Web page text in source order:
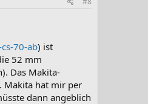
70-ab) ist
52 mm
Das Makita-
Makita hat mir per
dann angeblich